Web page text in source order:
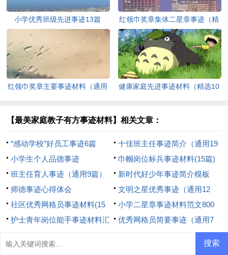
小学优秀班级先进事迹13篇
红领巾奖章集体二星章事迹（精
选13篇）
红领巾奖章主要事迹材料（通用
健康家庭先进事迹材料（精选10
【最美家庭教子有方事迹材料】相关文章：
“感动学校”好员工事迹6篇
十佳班主任事迹简介（通用19
篇）
小学生个人品德事迹
巾帼岗位标兵事迹材料(15篇)
班主任育人事迹（通用9篇）
新时代好少年事迹简介模板
（精选9篇）
师德事迹心得体会
文明之星优秀事迹（通用12
篇）
社区优秀网格员事迹材料(15
篇)
小学二星章事迹材料范文800
字（精选6篇）
护士青年岗位能手事迹材料汇
优秀网格员简要事迹（通用7